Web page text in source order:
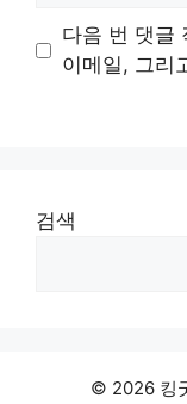
다음 번 댓글
이메일, 그리
검색
© 2026 킹